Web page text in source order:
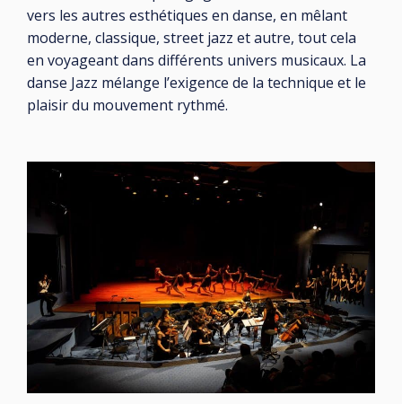
vers les autres esthétiques en danse, en mêlant
moderne, classique, street jazz et autre, tout cela
en voyageant dans différents univers musicaux. La
danse Jazz mélange l’exigence de la technique et le
plaisir du mouvement rythmé.